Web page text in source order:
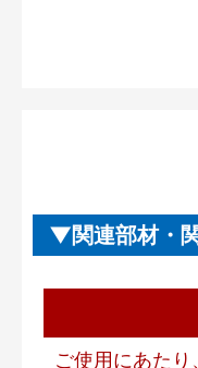
関連部材・
ご使用にあた